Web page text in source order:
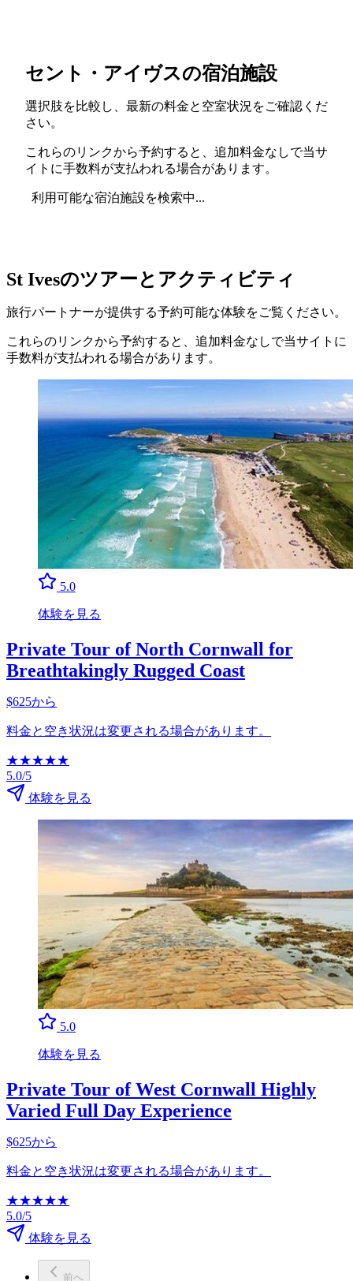
セント・アイヴスの宿泊施設
選択肢を比較し、最新の料金と空室状況をご確認くだ
さい。
これらのリンクから予約すると、追加料金なしで当サ
イトに手数料が支払われる場合があります。
利用可能な宿泊施設を検索中...
St Ivesのツアーとアクティビティ
旅行パートナーが提供する予約可能な体験をご覧ください。
これらのリンクから予約すると、追加料金なしで当サイトに
手数料が支払われる場合があります。
5.0
体験を見る
Private Tour of North Cornwall for
Breathtakingly Rugged Coast
$625から
料金と空き状況は変更される場合があります。
★★★★★
5.0/5
体験を見る
5.0
体験を見る
Private Tour of West Cornwall Highly
Varied Full Day Experience
$625から
料金と空き状況は変更される場合があります。
★★★★★
5.0/5
体験を見る
前へ